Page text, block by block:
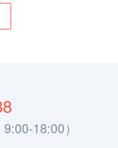
18:00）